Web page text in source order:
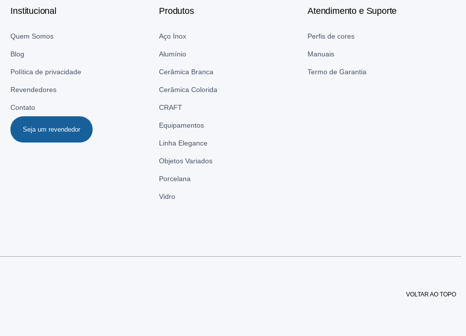
Institucional
Quem Somos
Blog
Política de privacidade
Revendedores
Contato
Seja um revendedor
Produtos
Aço Inox
Alumínio
Cerâmica Branca
Cerâmica Colorida
CRAFT
Equipamentos
Linha Elegance
Objetos Variados
Porcelana
Vidro
Atendimento e Suporte
Perfis de cores
Manuais
Termo de Garantia
VOLTAR AO TOPO